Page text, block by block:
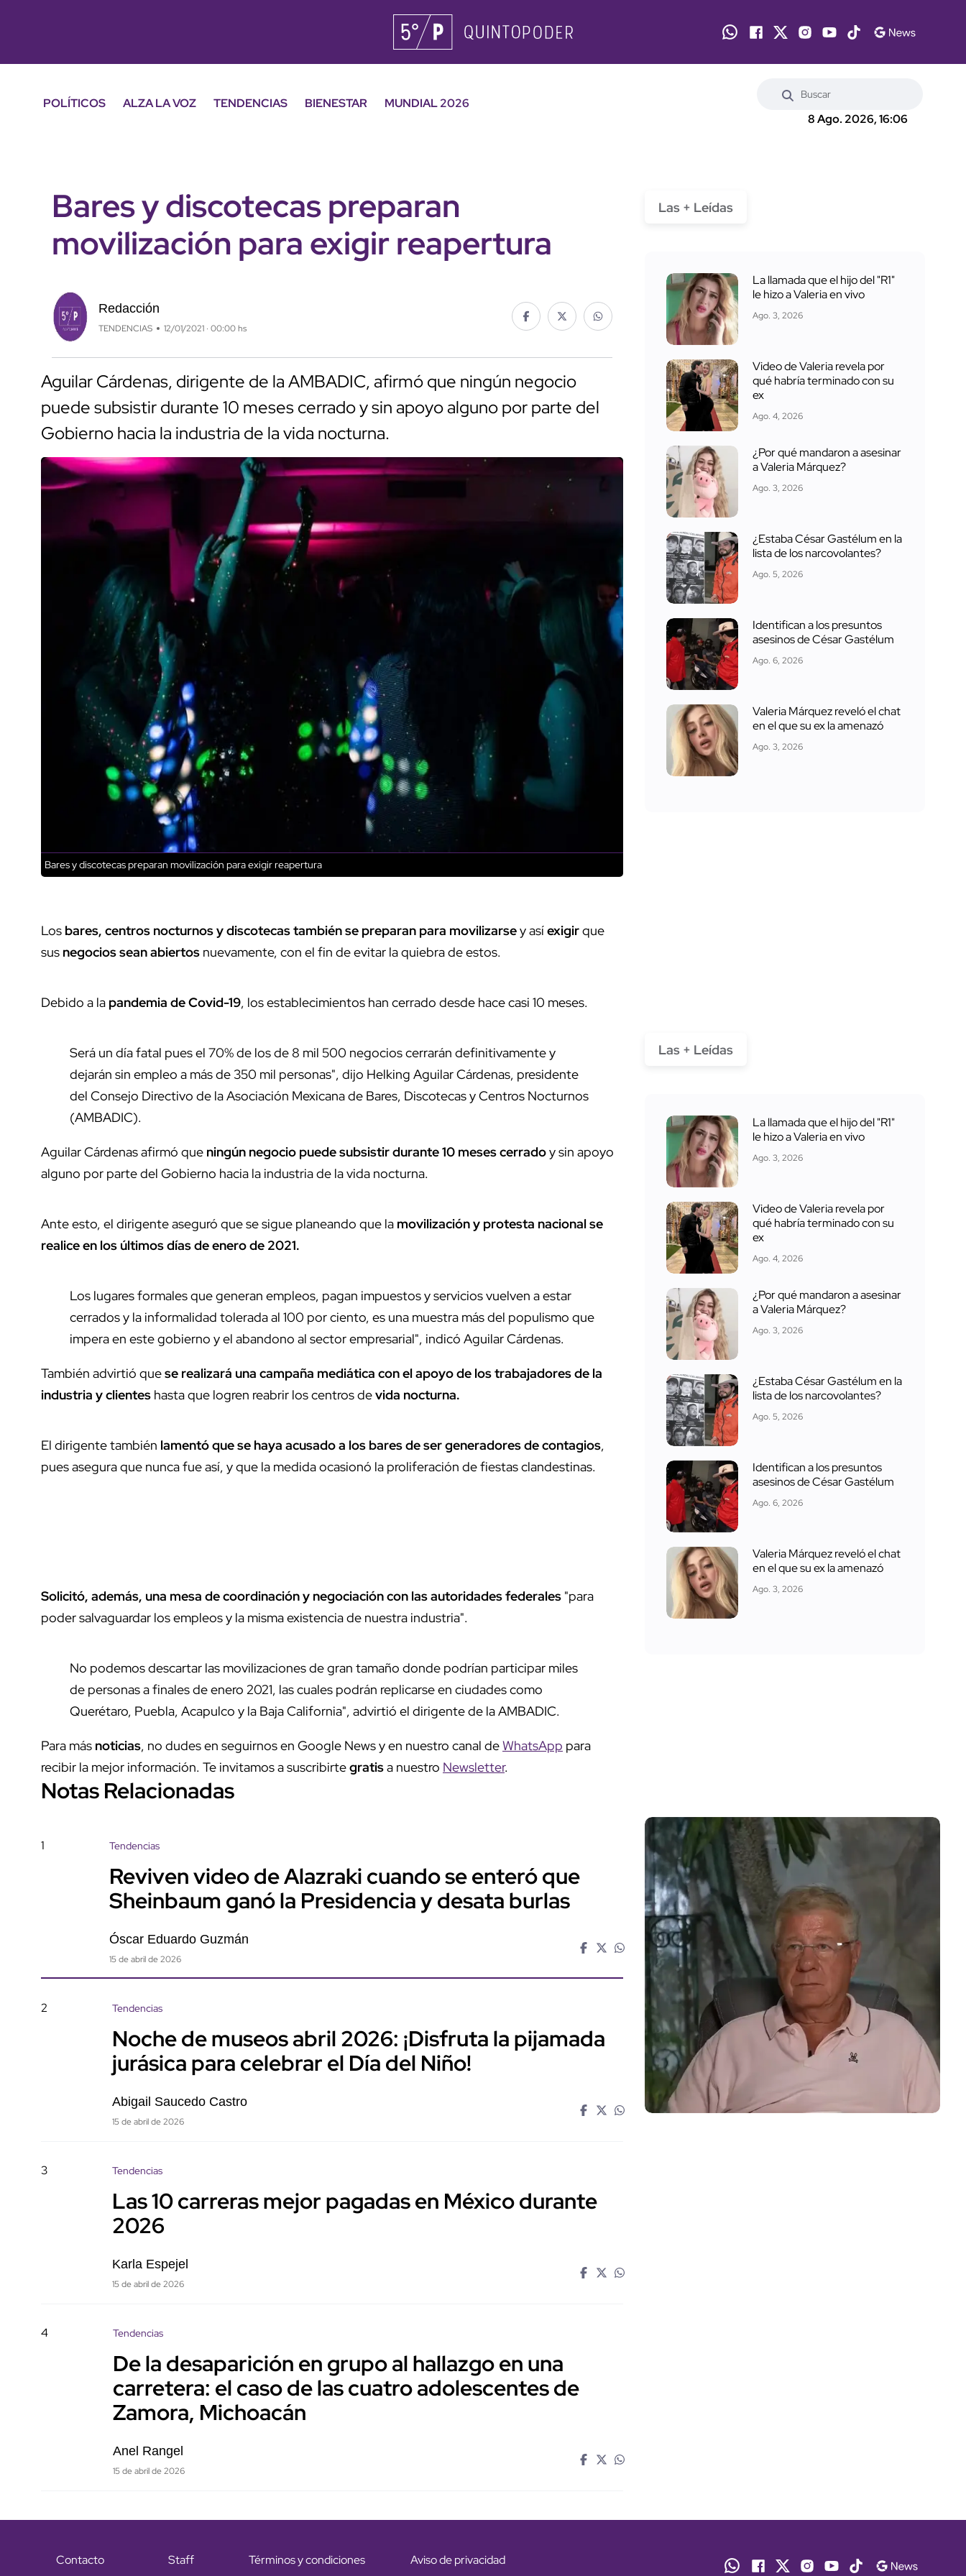
POLÍTICOS ALZA LA VOZ TENDENCIAS BIENESTAR
MUNDIAL 2026
8 Ago. 2026, 16:06
Bares y discotecas preparan
movilización para exigir reapertura
Redacción
TENDENCIAS 12/01/2021 · 00:00 hs
Aguilar Cárdenas, dirigente de la AMBADIC, afirmó que ningún negocio
puede subsistir durante 10 meses cerrado y sin apoyo alguno por parte del
Gobierno hacia la industria de la vida nocturna.
Bares y discotecas preparan movilización para exigir reapertura
Los bares, centros nocturnos y discotecas también se preparan para movilizarsey asíexigirque
sus negocios sean abiertos nuevamente, con el fin de evitar la quiebra de estos.
Debido a la pandemia de Covid-19, los establecimientos han cerrado desde hace casi 10 meses.
Será un día fatal pues el 70% de los de 8 mil 500 negocios cerrarán definitivamente y
dejarán sin empleo a más de 350 mil personas", dijo Helking Aguilar Cárdenas, presidente
del Consejo Directivo de la Asociación Mexicana de Bares, Discotecas y Centros Nocturnos
(AMBADIC).
Aguilar Cárdenas afirmó que ningún negocio puede subsistir durante 10 meses cerradoy sin apoyo
alguno por parte del Gobierno hacia la industria de la vida nocturna.
Ante esto, el dirigente aseguró que se sigue planeando que la movilización y protesta nacional se
realice en los últimos días de enero de 2021.
Los lugares formales que generan empleos, pagan impuestos y servicios vuelven a estar
cerrados y la informalidad tolerada al 100 por ciento, es una muestra más del populismo que
impera en este gobierno y el abandono al sector empresarial", indicó Aguilar Cárdenas.
También advirtió quese realizará una campaña mediática con el apoyo de los trabajadores de la
industria y clientes hasta que logren reabrir los centros devida nocturna.
El dirigente también lamentó que se haya acusado a los bares de ser generadores de contagios,
pues asegura que nunca fue así, y que la medida ocasionó la proliferación de fiestas clandestinas.
Solicitó, además, una mesa de coordinación y negociación con las autoridades federales "para
poder salvaguardar los empleos y la misma existencia de nuestra industria".
No podemos descartar las movilizaciones de gran tamaño donde podrían participar miles
de personas a finales de enero 2021, las cuales podrán replicarse en ciudades como
Querétaro, Puebla, Acapulco y la Baja California", advirtió el dirigente de la AMBADIC.
Para más noticias, no dudes en seguirnos en Google News y en nuestro canal deWhatsApp para
recibir la mejor información. Te invitamos a suscribirtegratisa nuestro Newsletter.
Notas Relacionadas
1 Tendencias
Reviven video de Alazraki cuando se enteró que
Sheinbaum ganó la Presidencia y desata burlas
Óscar Eduardo Guzmán
15 de abril de 2026
2 Tendencias
Noche de museos abril 2026: ¡Disfruta la pijamada
jurásica para celebrar el Día del Niño!
Abigail Saucedo Castro
15 de abril de 2026
3 Tendencias
Las 10 carreras mejor pagadas en México durante
2026
Karla Espejel
15 de abril de 2026
4 Tendencias
De la desaparición en grupo al hallazgo en una
carretera: el caso de las cuatro adolescentes de
Zamora, Michoacán
Anel Rangel
15 de abril de 2026
Las + Leídas
La llamada que el hijo del "R1"
le hizo a Valeria en vivo
Ago. 3, 2026
Video de Valeria revela por
qué habría terminado con su
ex
Ago. 4, 2026
¿Por qué mandaron a asesinar
a Valeria Márquez?
Ago. 3, 2026
¿Estaba César Gastélum en la
lista de los narcovolantes?
Ago. 5, 2026
Identifican a los presuntos
asesinos de César Gastélum
Ago. 6, 2026
Valeria Márquez reveló el chat
en el que su ex la amenazó
Ago. 3, 2026
Las + Leídas
La llamada que el hijo del "R1"
le hizo a Valeria en vivo
Ago. 3, 2026
Video de Valeria revela por
qué habría terminado con su
ex
Ago. 4, 2026
¿Por qué mandaron a asesinar
a Valeria Márquez?
Ago. 3, 2026
¿Estaba César Gastélum en la
lista de los narcovolantes?
Ago. 5, 2026
Identifican a los presuntos
asesinos de César Gastélum
Ago. 6, 2026
Valeria Márquez reveló el chat
en el que su ex la amenazó
Ago. 3, 2026
Contacto Staff Términos y condiciones Aviso de privacidad